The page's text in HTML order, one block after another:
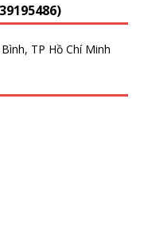
TP Hồ Chí Minh